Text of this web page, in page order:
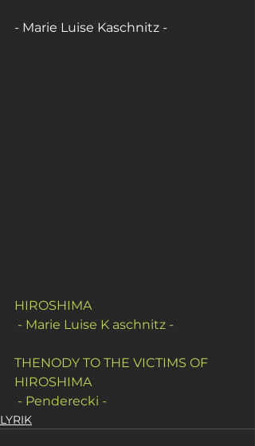
- Marie Luise Kaschnitz -
HIROSHIMA
- Marie Luise K aschnitz -
THENODY TO THE VICTIMS OF
HIROSHIMA
- Penderecki -
LYRIK